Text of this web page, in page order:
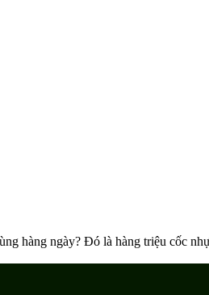
hàng ngày? Đó là hàng triệu cốc